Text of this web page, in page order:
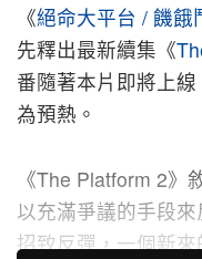
《絕命大平台 / 饑餓
先釋出最新續集《
番隨著本片即將上
為預熱。
《The Platform 2》
以充滿爭議的手段
招致反彈，一個新